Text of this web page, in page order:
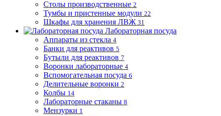
Столы производственные 2
Тумбы и пристенные модули 22
Шкафы для хранения ЛВЖ 31
Лабораторная посуда
Аппараты из стекла 4
Банки для реактивов 5
Бутыли для реактивов 7
Воронки лабораторные 4
Вспомогательная посуда 6
Делительные воронки 2
Колбы 14
Лабораторные стаканы 8
Мензурки 1